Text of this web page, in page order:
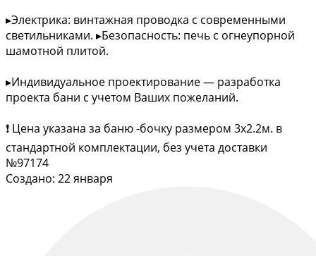
▸Электрика: винтажная проводка с современными
светильниками. ▸Безопасность: печь с огнеупорной
шамотной плитой.
▸Индивидуальное проектирование — разработка
проекта бани с учетом Ваших пожеланий.
❗ Цена указана за баню -бочку размером 3х2.2м. в
стандартной комплектации, без учета доставки
№97174
Создано: 22 января